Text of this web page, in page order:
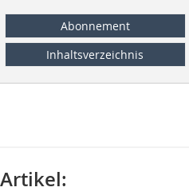
Abonnement
Inhaltsverzeichnis